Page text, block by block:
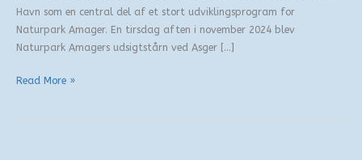
Havn som en central del af et stort udviklingsprogram for
Naturpark Amager. En tirsdag aften i november 2024 blev
Naturpark Amagers udsigtstårn ved Asger […]
Tårnet
Read More »